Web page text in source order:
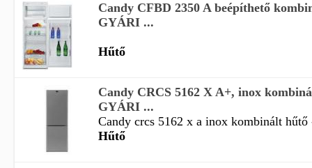
Candy CFBD 2350 A beépíthető
GYÁRI ...
Hűtő
Candy CRCS 5162 X A+, inox
GYÁRI ...
Candy crcs 5162 x a inox kombinált
Hűtő